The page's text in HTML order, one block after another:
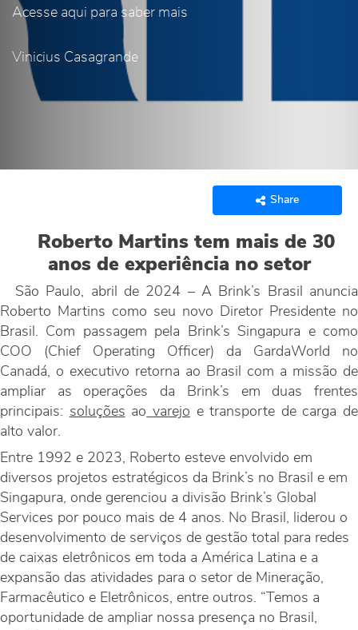
Acesse aqui para saber mais
Vinicius Casagrande
Share
Roberto Martins tem mais de 30
anos de experiência no setor
São Paulo, abril de 2024 – A Brink’s Brasil anuncia
Roberto Martins como seu novo Diretor Presidente no
Brasil. Com passagem pela Brink’s Singapura e como
COO (Chief Operating Officer) da GardaWorld no
Canadá, o executivo retorna ao Brasil com a missão de
ampliar as operações da Brink’s em duas frentes
principais: soluções ao varejo e transporte de carga de
alto valor.
Entre 1992 e 2023, Roberto esteve envolvido em
diversos projetos estratégicos da Brink’s no Brasil e em
Singapura, onde gerenciou a divisão Brink’s Global
Services por pouco mais de 4 anos. No Brasil, liderou o
desenvolvimento de serviços de gestão total para redes
de caixas eletrônicos em toda a América Latina e a
expansão das atividades para o setor de Mineração,
Farmacêutico e Eletrônicos, entre outros. “Temos a
oportunidade de ampliar nossa presença no Brasil,